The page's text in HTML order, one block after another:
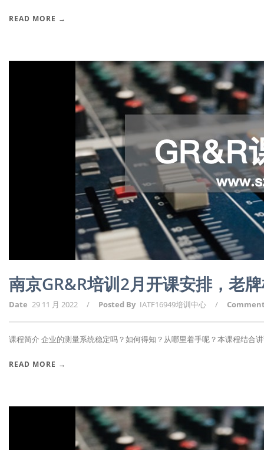
READ MORE →
南京GR&R培训2月开课安排，老
Date 29 11 月 2022 / Posted By IATF16949培训中心 /
课程简介 企业的测量系统稳定吗？如何得知？从哪里着手呢？本课程结合
READ MORE →